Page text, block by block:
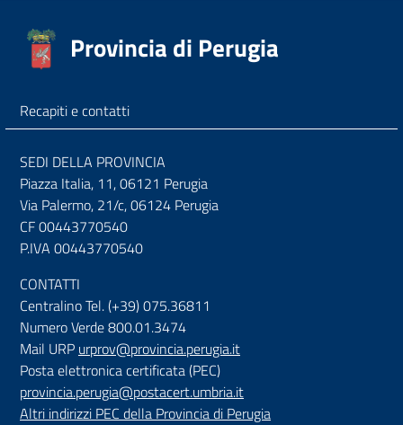
Provincia di Perugia
Recapiti e contatti
SEDI DELLA PROVINCIA
Piazza Italia, 11, 06121 Perugia
Via Palermo, 21/c, 06124 Perugia
CF 00443770540
P.IVA 00443770540
CONTATTI
Centralino Tel. (+39) 075.36811
Numero Verde 800.01.3474
Mail URP urprov@provincia.perugia.it
Posta elettronica certificata (PEC)
provincia.perugia@postacert.umbria.it
Altri indirizzi PEC della Provincia di Perugia